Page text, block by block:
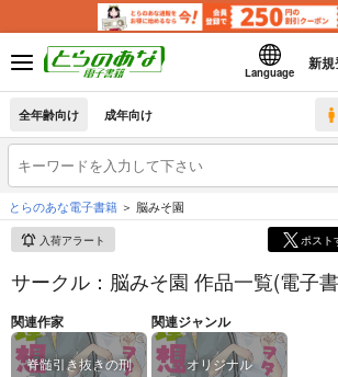
Language
新
全年齢向け 成年向け
とらのあな電子書籍
脳みそ園
入荷アラート ポスト
サークル：脳みそ園 作品一覧(電子
関連作家
脊髄引き抜きの刑
関連ジャンル
オリジナル